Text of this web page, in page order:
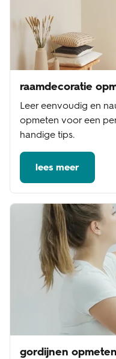
raamdecoratie
Leer eenvoudig en
opmeten voor een
handige tips.
lees meer
gordijnen opmeten